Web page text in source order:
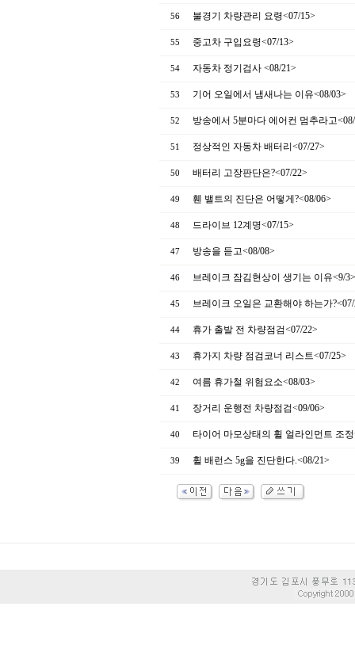
56 불경기 차량관리 요령<07/15>
55 중고차 구입요령<07/13>
54 자동차 정기검사 <08/21>
53 기어 오일에서 냄새나는 이유<08/03>
52 방송에서 5분마다 에어컨 멈추라고
51 정상적인 자동차 배터리<07/27>
50 배터리 고장판단은?<07/22>
49 휀 밸트의 진단은 어떻게?<08/06>
48 드라이브 12계명<07/15>
47 방송을 듣고<08/08>
46 브레이크 잠김현상이 생기는 이유<9/3>
45 브레이크 오일은 교환해야 하는가
44 휴가 출발 전 차량점검<07/22>
43 휴가지 차량 점검코너 리스트<07/25>
42 여름 휴가철 위험요소<08/03>
41 장거리 운행전 차량점검<09/06>
40 타이어 마모상태의 휠 얼라인먼트 조정
39 휠 배런스 5g을 진단한다.<08/21>